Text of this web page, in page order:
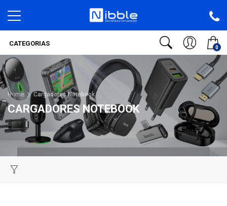
0
CATEGORIAS
Home Cargadores Notebook
CARGADORES NOTEBOOK